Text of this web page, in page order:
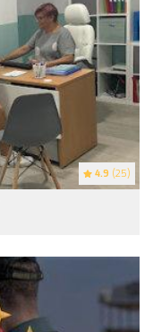
4.9 (25)